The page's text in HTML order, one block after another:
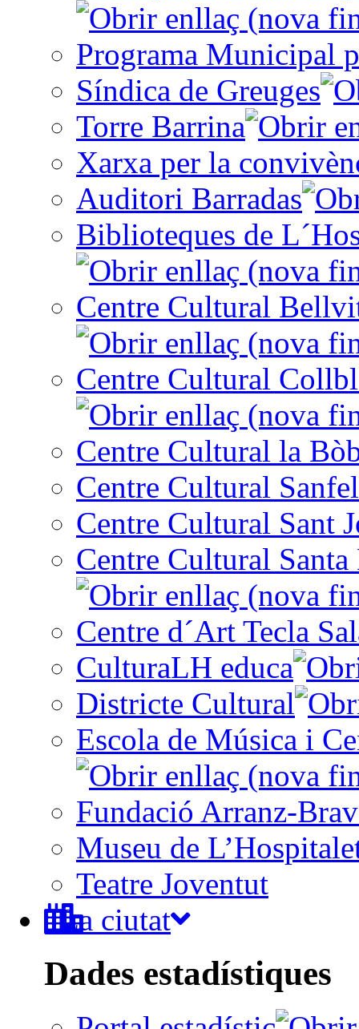
Programa Municipal
Síndica de Greuges
Torre Barrina
Xarxa per la
Auditori Barradas
Biblioteques de
Centre Cultural
Centre Cultural
Centre Cultural la
Centre Cultural
Centre Cultural Sant
Centre Cultural
Centre d´Art Tecla
CulturaLH educa
Districte Cultural
Escola de Música i
Fundació Arranz-
Museu de
Teatre Joventut
La ciutat
Dades estadístiques